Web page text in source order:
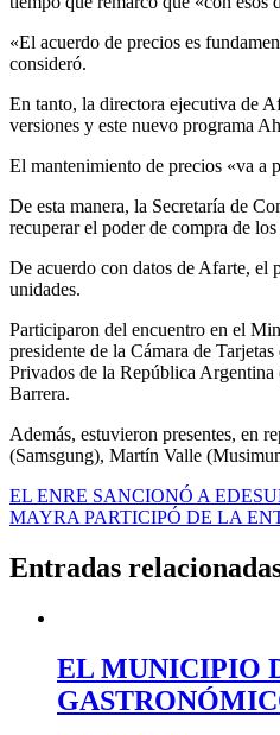
«El acuerdo de precios es
consideró.
En tanto, la directora ejecutiva de
versiones y este nuevo programa
El mantenimiento de precios «va a
De esta manera, la Secretaría de
recuperar el poder de compra de
De acuerdo con datos de Afarte, el
unidades.
Participaron del encuentro en el
presidente de la Cámara de
Privados de la República
Barrera.
Además, estuvieron presentes, en
(Samsgung), Martín Valle
Navegación
de
entradas
EL ENRE SANCIONÓ A
MAYRA PARTICIPÓ DE LA
Entradas
EL MUNICIPIO